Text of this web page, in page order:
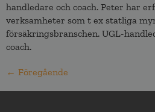
handledare och coach. Peter har
verksamheter som t ex statliga
försäkringsbranschen. UGL-
coach.
← Föregående